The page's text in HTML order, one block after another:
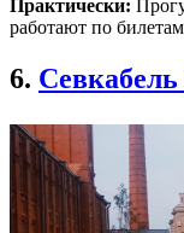
Практически:
работают по
6.